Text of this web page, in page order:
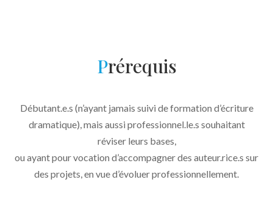
Prérequis
Débutant.e.s (n’ayant jamais suivi de formation d’écriture
dramatique), mais aussi professionnel.le.s souhaitant
réviser leurs bases,
ou ayant pour vocation d’accompagner des auteur.rice.s sur
des projets, en vue d’évoluer professionnellement.